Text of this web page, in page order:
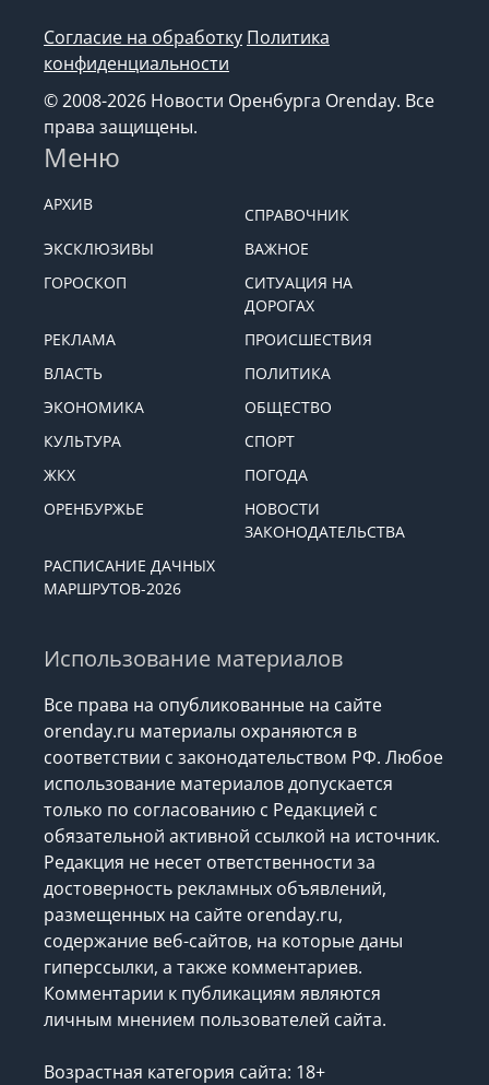
Согласие на обработку Политика
конфиденциальности
© 2008-2026 Новости Оренбурга Orenday. Все
права защищены.
Меню
АРХИВ
СПРАВОЧНИК
ЭКСКЛЮЗИВЫ
ВАЖНОЕ
ГОРОСКОП
СИТУАЦИЯ НА
ДОРОГАХ
РЕКЛАМА
ПРОИСШЕСТВИЯ
ВЛАСТЬ
ПОЛИТИКА
ЭКОНОМИКА
ОБЩЕСТВО
КУЛЬТУРА
СПОРТ
ЖКХ
ПОГОДА
ОРЕНБУРЖЬЕ
НОВОСТИ
ЗАКОНОДАТЕЛЬСТВА
РАСПИСАНИЕ ДАЧНЫХ
МАРШРУТОВ-2026
Использование материалов
Все права на опубликованные на сайте
orenday.ru материалы охраняются в
соответствии с законодательством РФ. Любое
использование материалов допускается
только по согласованию с Редакцией с
обязательной активной ссылкой на источник.
Редакция не несет ответственности за
достоверность рекламных объявлений,
размещенных на сайте orenday.ru,
содержание веб-сайтов, на которые даны
гиперссылки, а также комментариев.
Комментарии к публикациям являются
личным мнением пользователей сайта.
Возрастная категория сайта: 18+